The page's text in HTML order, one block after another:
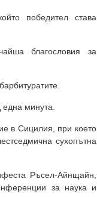
победител става
благословия за
минута.
в Сицилия, при което
сухопътна
Ръсел-Айнщайн,
за наука и